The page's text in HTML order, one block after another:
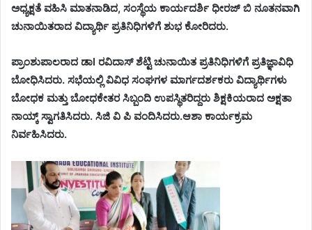
ಅಧ್ಯಕ್ಷತೆ ವಹಿಸಿ ಮಾತನಾಡಿದ, ಸಂಸ್ಥೆಯ ಕಾರ್ಯದರ್ಶಿ ಧೀರಜ್ ಬಿ ನೂತನವಾಗಿ
ಚುನಾಯಿತರಾದ ವಿದ್ಯಾರ್ಥಿ ಪ್ರತಿನಿಧಿಗಳಿಗೆ ಶುಭ ಕೋರಿದರು.
ಪ್ರಾಂಶುಪಾಲರಾದ ಡಾI ರವಿದಾಸ್ ಶೆಟ್ಟಿ ಚುನಾಯಿತ ಪ್ರತಿನಿಧಿಗಳಿಗೆ ಪ್ರತಿಜ್ಞಾವಿಧಿ
ಬೋಧಿಸಿದರು. ಸಭೆಯಲ್ಲಿ ವಿವಿಧ ಸಂಘಗಳ ಮಾರ್ಗದರ್ಶಕರು ವಿದ್ಯಾರ್ಥಿಗಳು
ಬೋಧಕ ಮತ್ತು ಬೋಧಕೇತರ ಸಿಬ್ಬಂದಿ ಉಪಸ್ಥಿತರಿದ್ದರು ಶಿಕ್ಷಕಿಯರಾದ ಅಕ್ಷತಾ
ನಾಯ್ಕ್ ಸ್ವಾಗತಿಸಿದರು. ಸಿಜಿ ವಿ ಪಿ ವಂದಿಸಿದರು.ಆಶಾ ಕಾರ್ಯಕ್ರಮ
ನಿರ್ವಹಿಸಿದರು.